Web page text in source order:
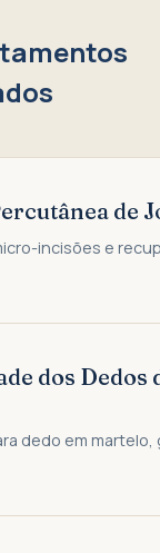
de
incisões e
dos Dedos
dedo em martelo,